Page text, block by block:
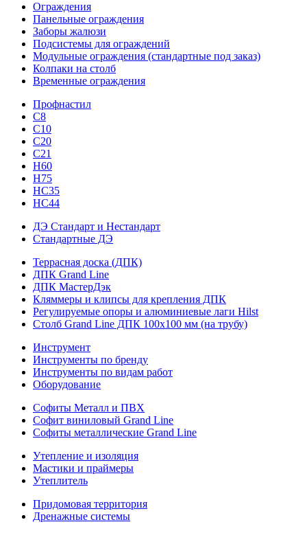
Ограждения
Панельные ограждения
Заборы жалюзи
Подсистемы для ограждений
Модульные ограждения (стандартные под заказ)
Колпаки на столб
Временные ограждения
Профнастил
С8
С10
С20
С21
H60
H75
HС35
НС44
ДЭ Стандарт и Нестандарт
Стандартные ДЭ
Террасная доска (ДПК)
ДПК Grand Line
ДПК МастерДэк
Кляммеры и клипсы для крепления ДПК
Регулируемые опоры и алюминиевые лаги Hilst
Столб Grand Line ДПК 100х100 мм (на трубу)
Инструмент
Инструменты по бренду
Инструменты по видам работ
Оборудование
Софиты Металл и ПВХ
Софит виниловый Grand Line
Софиты металлические Grand Line
Утепление и изоляция
Мастики и праймеры
Утеплитель
Придомовая территория
Дренажные системы